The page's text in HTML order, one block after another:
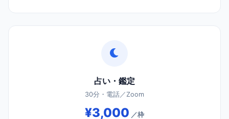
占い・鑑定
30分・電話／Zoom
¥3,000 ／枠